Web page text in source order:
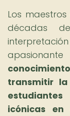
Los
décadas
transmitir
icónicas